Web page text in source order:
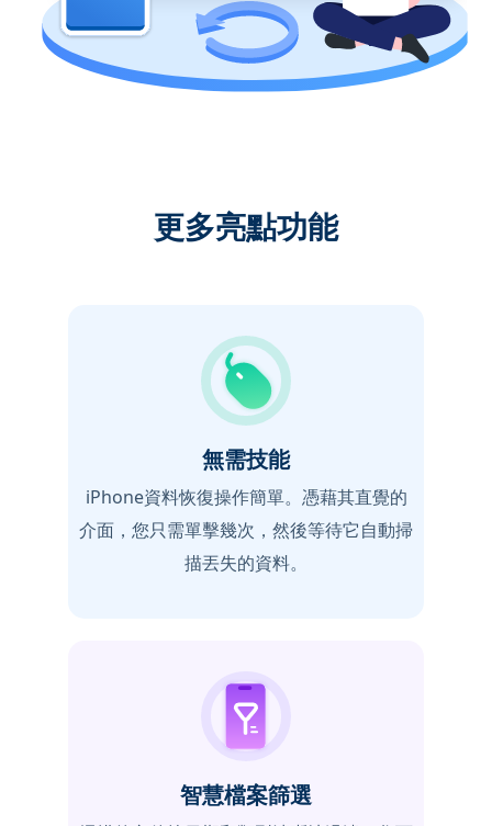
更多亮點功能
無需技能
iPhone資料恢復操作簡單。憑藉其直覺的
介面，您只需單擊幾次，然後等待它自動掃
描丟失的資料。
智慧檔案篩選